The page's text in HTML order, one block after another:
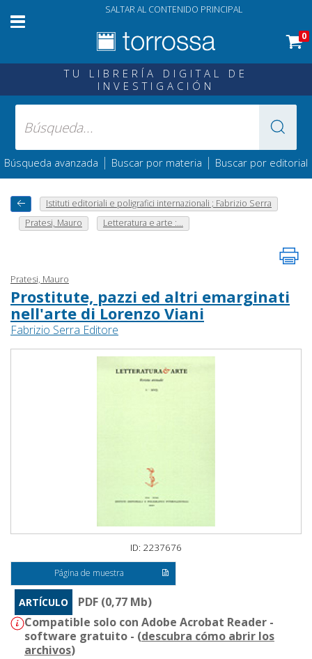
SALTAR AL CONTENIDO PRINCIPAL
0
TU LIBRERÍA DIGITAL DE
INVESTIGACIÓN
Búsqueda avanzada | Buscar por materia | Buscar por editorial
Istituti editoriali e poligrafici internazionali ; Fabrizio Serra
Pratesi, Mauro
Letteratura e arte :...
Pratesi, Mauro
Prostitute, pazzi ed altri emarginati
nell'arte di Lorenzo Viani
Fabrizio Serra Editore
ID: 2237676
Página de muestra
ARTÍCULO
PDF (0,77 Mb)
Compatible solo con Adobe Acrobat Reader -
software gratuito - (descubra cómo abrir los
archivos)